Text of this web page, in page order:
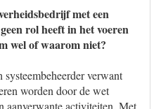
met een
rol heeft in het voeren
wel of waarom niet?
verwant
worden door de wet
aanverwante activiteiten. Met